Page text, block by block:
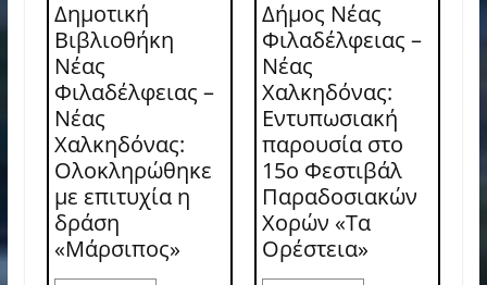
Δημοτική
Βιβλιοθήκη
Νέας
Φιλαδέλφειας –
Νέας
Χαλκηδόνας:
Ολοκληρώθηκε
με επιτυχία η
δράση
«Μάρσιπος»
Δήμος Νέας
Φιλαδέλφειας –
Νέας
Χαλκηδόνας:
Εντυπωσιακή
παρουσία στο
15ο Φεστιβάλ
Παραδοσιακών
Χορών «Τα
Ορέστεια»